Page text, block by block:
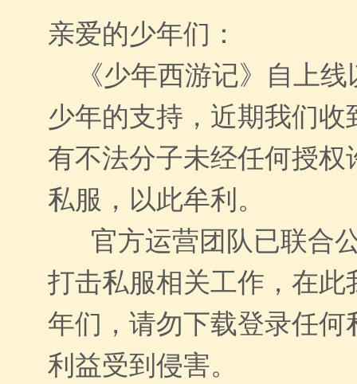
亲爱的少年们：
《少年西游记》自上线
少年的支持，近期我们
有不法分子未经任何授
私服，以此牟利。
官方运营团队已联合
打击私服相关工作，在
年们，请勿下载登录任
利益受到侵害。